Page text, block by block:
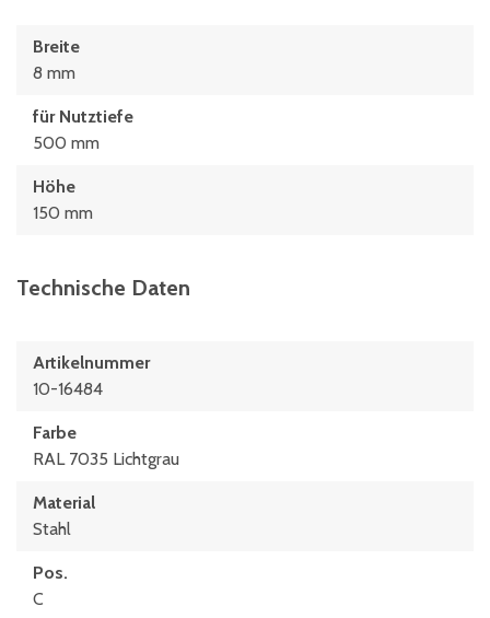
Breite
8 mm
für Nutztiefe
500 mm
Höhe
150 mm
Technische Daten
Artikelnummer
10-16484
Farbe
RAL 7035 Lichtgrau
Material
Stahl
Pos.
C